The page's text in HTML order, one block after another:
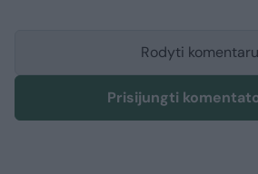
Rodyti
Prisijungti